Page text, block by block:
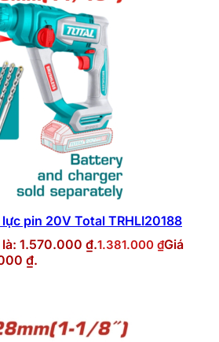
pin 20V Total TRHLI20188
là: 1.570.000 ₫.1.381.000 ₫Giá
₫.